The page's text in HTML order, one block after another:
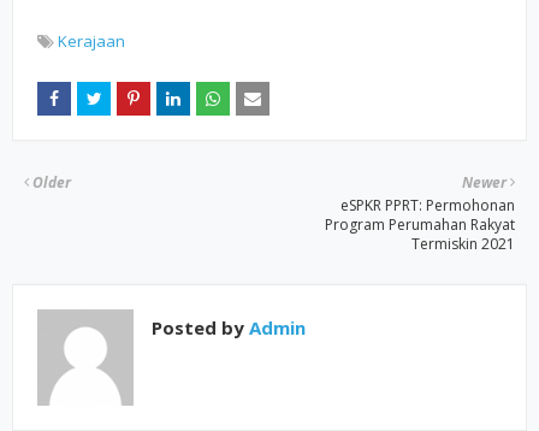
Kerajaan
Newer
eSPKR PPRT: Permohonan
Program Perumahan Rakyat
Termiskin 2021
Older
Posted by Admin